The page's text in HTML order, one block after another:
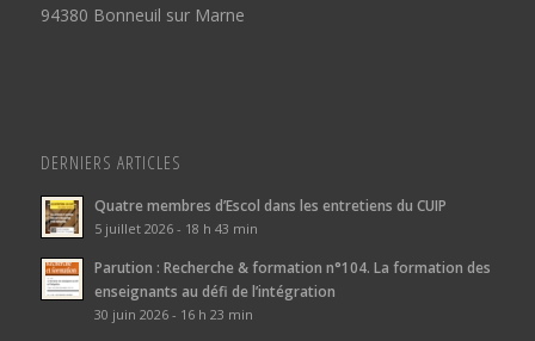
94380 Bonneuil sur Marne
DERNIERS ARTICLES
Quatre membres d’Escol dans les entretiens du CUIP
5 juillet 2026 - 18 h 43 min
Parution : Recherche & formation n°104. La formation des
enseignants au défi de l’intégration
30 juin 2026 - 16 h 23 min